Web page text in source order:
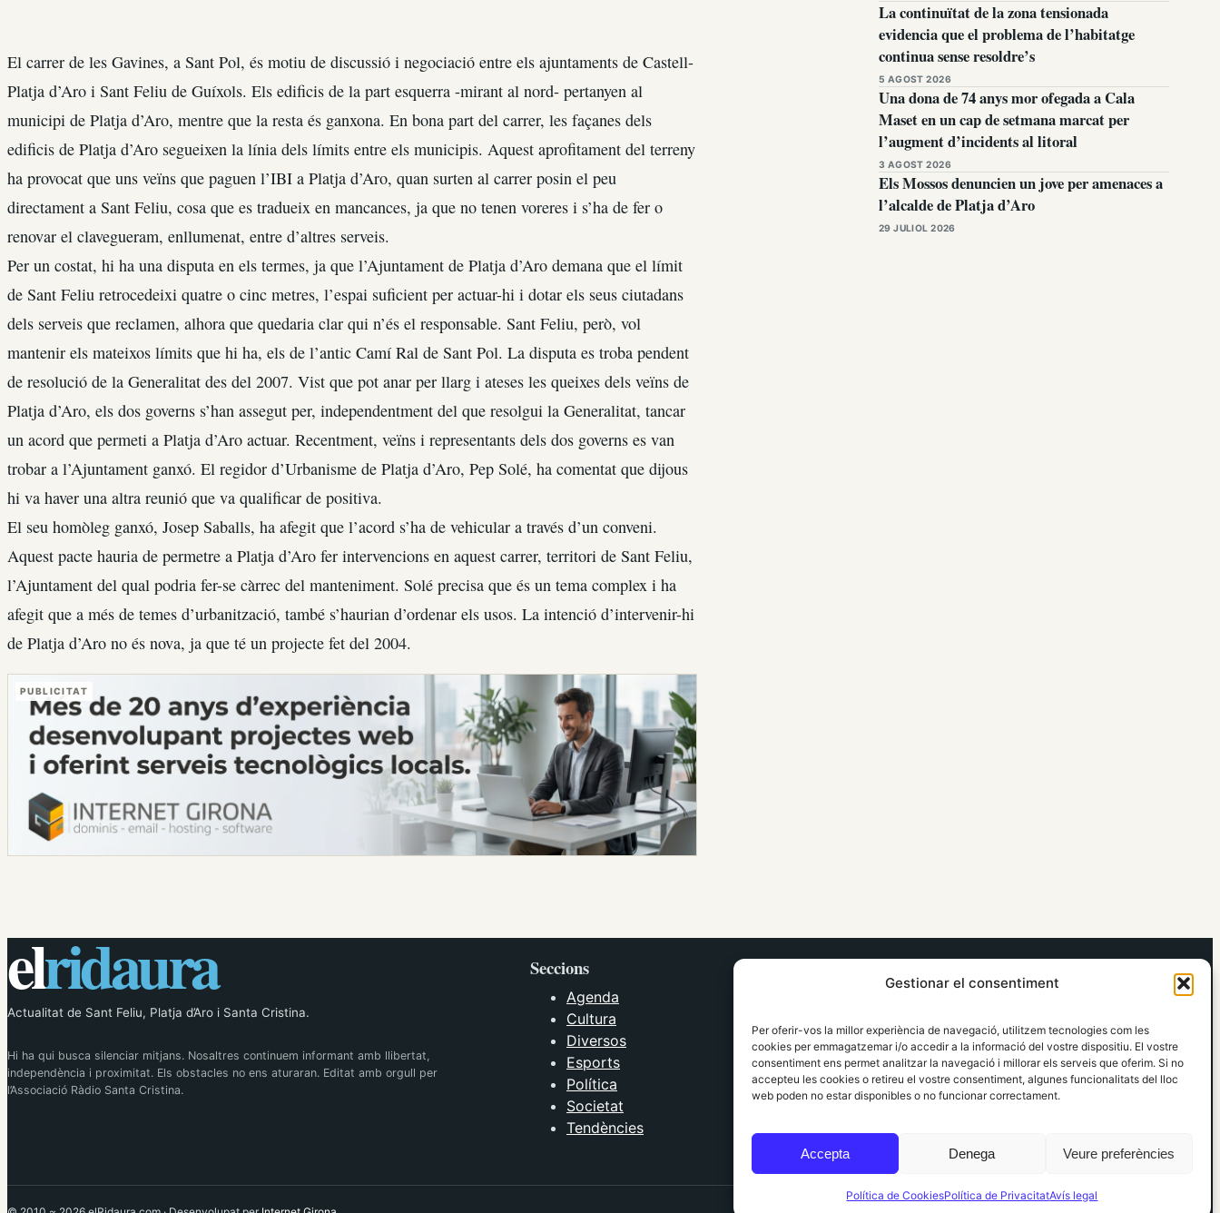
Gestionar el consentiment
Per oferir-vos la millor experiència de navegació, utilitzem tecnologies com les
cookies per emmagatzemar i/o accedir a la informació del vostre dispositiu. El vostre
consentiment ens permet analitzar la navegació i millorar els serveis que oferim. Si no
accepteu les cookies o retireu el vostre consentiment, algunes funcionalitats del lloc
web poden no estar disponibles o no funcionar correctament.
Accepta Denega Veure preferències
Política de CookiesPolítica de PrivacitatAvís legal
El carrer de les Gavines, a Sant Pol, és motiu de discussió i negociació entre els ajuntaments de Castell-
Platja d’Aro i Sant Feliu de Guíxols. Els edificis de la part esquerra -mirant al nord- pertanyen al
municipi de Platja d’Aro, mentre que la resta és ganxona. En bona part del carrer, les façanes dels
edificis de Platja d’Aro segueixen la línia dels límits entre els municipis. Aquest aprofitament del terreny
ha provocat que uns veïns que paguen l’IBI a Platja d’Aro, quan surten al carrer posin el peu
directament a Sant Feliu, cosa que es tradueix en mancances, ja que no tenen voreres i s’ha de fer o
renovar el clavegueram, enllumenat, entre d’altres serveis.
Per un costat, hi ha una disputa en els termes, ja que l’Ajuntament de Platja d’Aro demana que el límit
de Sant Feliu retrocedeixi quatre o cinc metres, l’espai suficient per actuar-hi i dotar els seus ciutadans
dels serveis que reclamen, alhora que quedaria clar qui n’és el responsable. Sant Feliu, però, vol
mantenir els mateixos límits que hi ha, els de l’antic Camí Ral de Sant Pol. La disputa es troba pendent
de resolució de la Generalitat des del 2007. Vist que pot anar per llarg i ateses les queixes dels veïns de
Platja d’Aro, els dos governs s’han assegut per, independentment del que resolgui la Generalitat, tancar
un acord que permeti a Platja d’Aro actuar. Recentment, veïns i representants dels dos governs es van
trobar a l’Ajuntament ganxó. El regidor d’Urbanisme de Platja d’Aro, Pep Solé, ha comentat que dijous
hi va haver una altra reunió que va qualificar de positiva.
El seu homòleg ganxó, Josep Saballs, ha afegit que l’acord s’ha de vehicular a través d’un conveni.
Aquest pacte hauria de permetre a Platja d’Aro fer intervencions en aquest carrer, territori de Sant Feliu,
l’Ajuntament del qual podria fer-se càrrec del manteniment. Solé precisa que és un tema complex i ha
afegit que a més de temes d’urbanització, també s’haurian d’ordenar els usos. La intenció d’intervenir-hi
de Platja d’Aro no és nova, ja que té un projecte fet del 2004.
PUBLICITAT
La continuïtat de la zona tensionada
evidencia que el problema de l’habitatge
continua sense resoldre’s
5 AGOST 2026
Una dona de 74 anys mor ofegada a Cala
Maset en un cap de setmana marcat per
l’augment d’incidents al litoral
3 AGOST 2026
Els Mossos denuncien un jove per amenaces a
l’alcalde de Platja d’Aro
29 JULIOL 2026
elridaura
Actualitat de Sant Feliu, Platja d’Aro i Santa Cristina.
Hi ha qui busca silenciar mitjans. Nosaltres continuem informant amb llibertat,
independència i proximitat. Els obstacles no ens aturaran. Editat amb orgull per
l’Associació Ràdio Santa Cristina.
Seccions
Agenda
Cultura
Diversos
Esports
Política
Societat
Tendències
Política de Cookies
Política Editorial